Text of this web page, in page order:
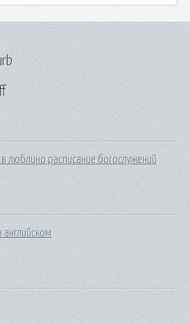
люблино расписание богослужений
английском